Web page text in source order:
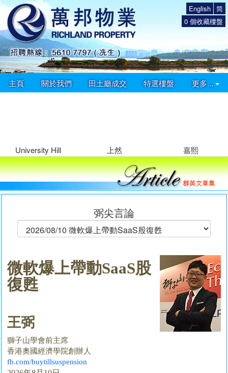
简
English
0 個收藏樓盤
主頁 關於我們 田土廳成交 特選樓盤 更多...
University Hill 上然 嘉熙
弼尖言論
微軟爆上帶動SaaS股
復甦
王弼
獅子山學會前主席
香港奧國經濟學院創辦人
fb.com/buytillsuspension